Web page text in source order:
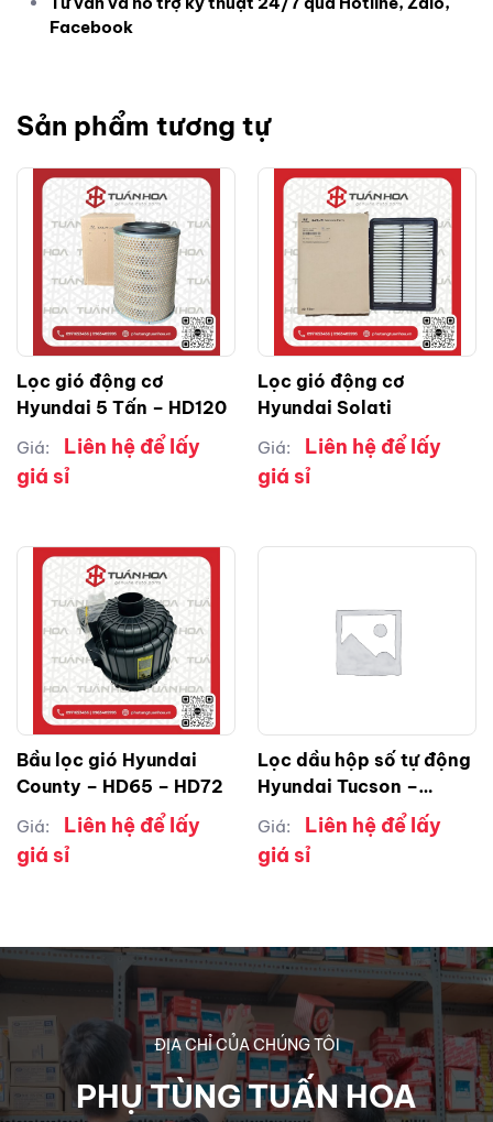
Facebook
Sản phẩm tương tự
Lọc gió động cơ
Hyundai 5 Tấn – HD120
Giá:
Liên hệ để lấy
giá sỉ
Lọc gió động cơ
Hyundai Solati
Giá:
Liên hệ để lấy
giá sỉ
Bầu lọc gió Hyundai
County – HD65 – HD72
Giá:
Liên hệ để lấy
giá sỉ
Lọc dầu hộp số tự động
Hyundai Tucson –
Santafe – Kia Rondo –
Kia Cerato 2015 đến
2020
Giá:
Liên hệ để lấy
giá sỉ
ĐỊA CHỈ CỦA CHÚNG TÔI
PHỤ TÙNG TUẤN HOA